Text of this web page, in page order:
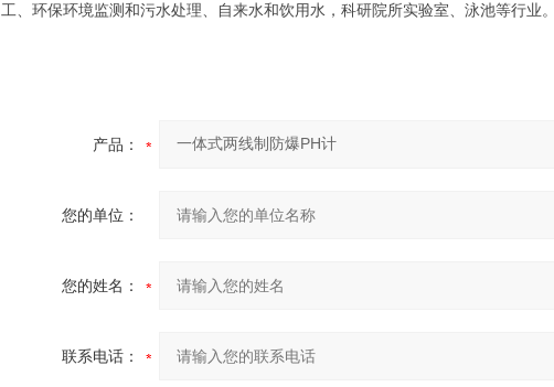
工、环保环境监测和污水处理、自来水和饮用水，科研院所实验室、泳池等行业。
产品：
您的单位：
您的姓名：
联系电话：